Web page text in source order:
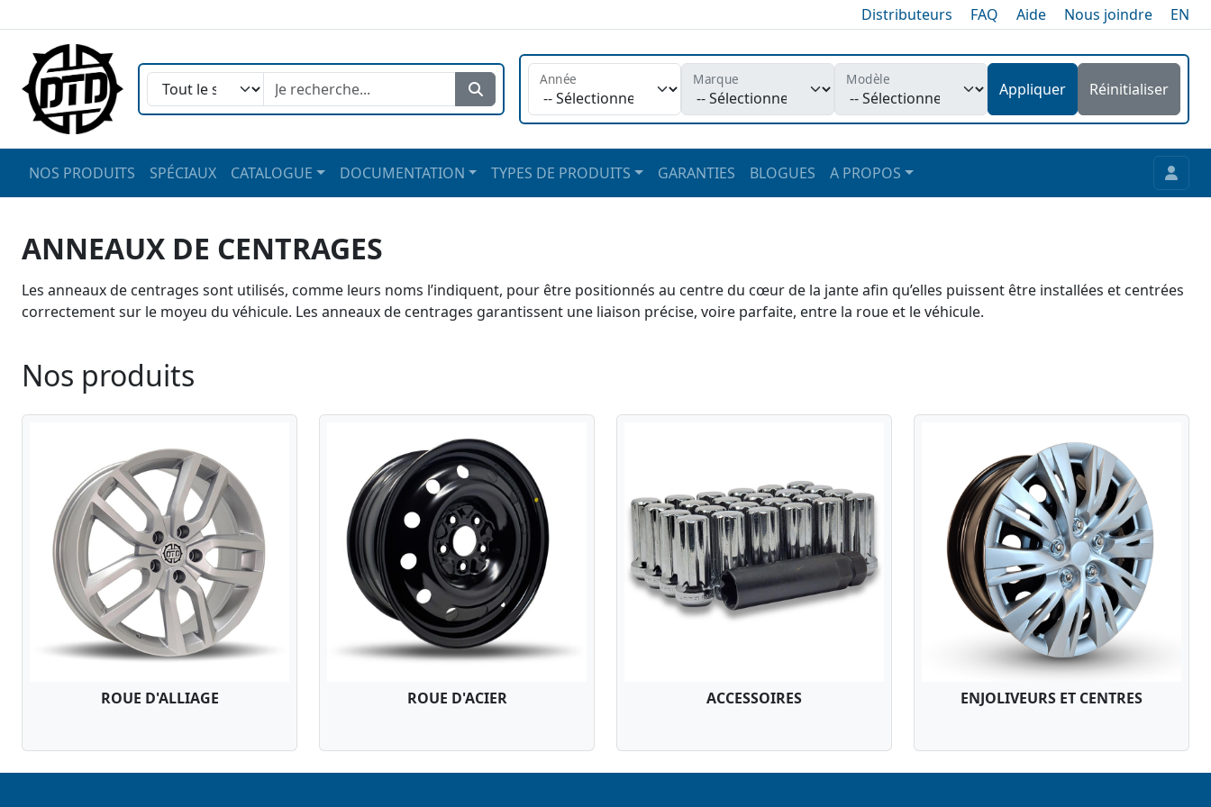
Distributeurs FAQ Aide Nous joindre EN
Rechercher
Année Marque Modèle
Appliquer Réinitialiser
NOS PRODUITS SPÉCIAUX CATALOGUE DOCUMENTATION TYPES DE PRODUITS GARANTIES BLOGUES A PROPOS
ANNEAUX DE CENTRAGES
Les anneaux de centrages sont utilisés, comme leurs noms l’indiquent, pour être positionnés au centre du cœur de la jante afin qu’elles puissent être installées et centrées
correctement sur le moyeu du véhicule. Les anneaux de centrages garantissent une liaison précise, voire parfaite, entre la roue et le véhicule.
Nos produits
ROUE D'ALLIAGE ROUE D'ACIER ACCESSOIRES ENJOLIVEURS ET CENTRES